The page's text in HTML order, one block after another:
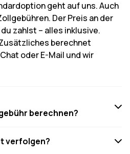
geht auf uns. Auch
Der Preis an der
zahlst – alles inklusive.
berechnet
oder E-Mail und wir
berechnen?
verfolgen?